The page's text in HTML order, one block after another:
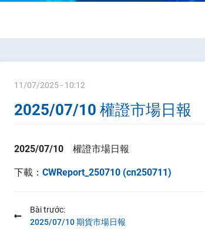
11/07/2025 - 10:12
2025/07/10 權證市場日報
2025/07/10 權證市場日報
下載：CWReport_250710 (cn250711)
Bài trước:
2025/07/10 期貨市場日報